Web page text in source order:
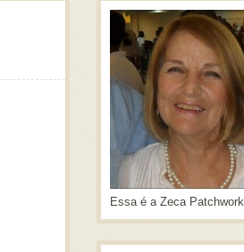
Essa é a Zeca Patchwork